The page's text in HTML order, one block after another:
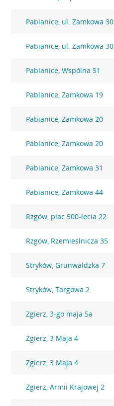
Pabianice, ul. Zamkowa 30
Pabianice, ul. Zamkowa 30
Pabianice, Wspólna 51
Pabianice, Zamkowa 19
Pabianice, Zamkowa 20
Pabianice, Zamkowa 20
Pabianice, Zamkowa 31
Pabianice, Zamkowa 44
Rzgów, plac 500-lecia 22
Rzgów, Rzemieślnicza 35
Stryków, Grunwaldzka 7
Stryków, Targowa 2
Zgierz, 3-go maja 5a
Zgierz, 3 Maja 4
Zgierz, 3 Maja 4
Zgierz, Armii Krajowej 2